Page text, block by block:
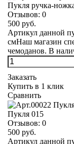
Пукля ручка-
Отзывов: 0
500 руб.
Артикул данной
смНаш магазин
чемоданов. В
Заказать
Купить в 1 клик
Сравнить
Пукля 015
Отзывов: 0
500 руб.
Артикул данной